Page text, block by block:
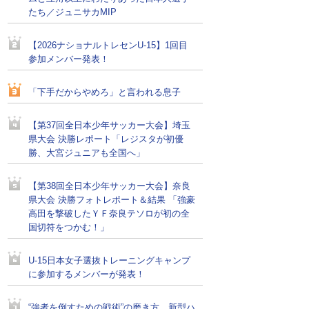
たち／ジュニサカMIP
【2026ナショナルトレセンU-15】1回目
参加メンバー発表！
「下手だからやめろ」と言われる息子
【第37回全日本少年サッカー大会】埼玉
県大会 決勝レポート「レジスタが初優
勝、大宮ジュニアも全国へ」
【第38回全日本少年サッカー大会】奈良
県大会 決勝フォトレポート＆結果 「強豪
高田を撃破したＹＦ奈良テソロが初の全
国切符をつかむ！」
U-15日本女子選抜トレーニングキャンプ
に参加するメンバーが発表！